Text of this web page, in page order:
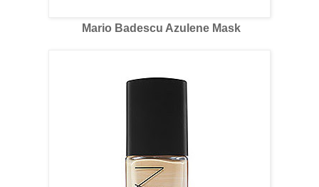
Mario Badescu Azulene Mask